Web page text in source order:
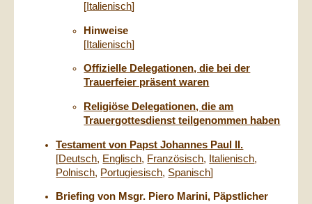
[ Italienisch]
Hinweise
[ Italienisch]
Offizielle Delegationen, die bei der
Trauerfeier präsent waren
Religiöse Delegationen, die am
Trauergottesdienst teilgenommen haben
Testament von Papst Johannes Paul II.
[Deutsch, Englisch, Französisch, Italienisch,
Polnisch, Portugiesisch, Spanisch]
Briefing von Msgr. Piero Marini, Päpstlicher